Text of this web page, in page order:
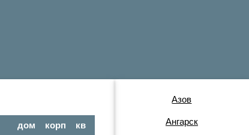
дом корп кв
Азов
Ангарск